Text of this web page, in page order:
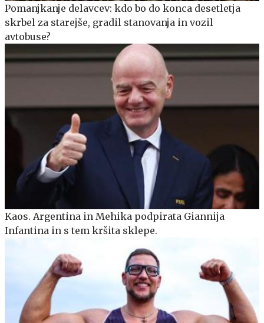
Pomanjkanje delavcev: kdo bo do konca desetletja
skrbel za starejše, gradil stanovanja in vozil
avtobuse?
Kaos. Argentina in Mehika podpirata Giannija
Infantina in s tem kršita sklepe.